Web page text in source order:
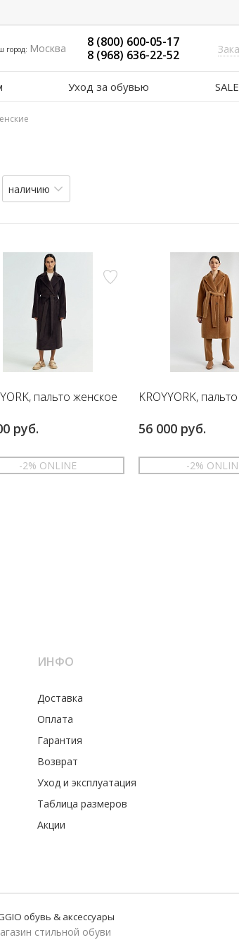
город: Москва
8 (800) 600-05-17
8 (968) 636-22-52
Уход за обувью SALE
наличию
пальто женское
руб.
-2% ONLINE
KROYYORK,
56 000 руб.
-2%
ИНФО
Доставка
Оплата
Гарантия
Возврат
Уход и эксплуатация
Таблица размеров
Акции
обувь & аксессуары
стильной обуви